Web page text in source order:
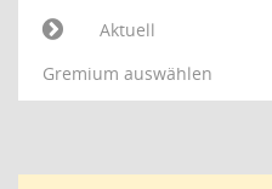
Aktuell
Gremium auswählen